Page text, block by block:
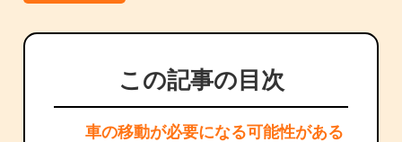
この記事の目次
車の移動が必要になる可能性がある